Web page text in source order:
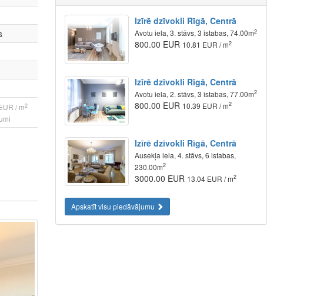
/ m2
Izīrē dzīvokli Rīgā, Centrā
Avotu iela, 3. stāvs, 3 istabas, 74.00m2
800.00 EUR 10.81 EUR / m2
Izīrē dzīvokli Rīgā, Centrā
Avotu iela, 2. stāvs, 3 istabas, 77.00m2
800.00 EUR 10.39 EUR / m2
Izīrē dzīvokli Rīgā, Centrā
Ausekļa iela, 4. stāvs, 6 istabas,
230.00m2
3000.00 EUR 13.04 EUR / m2
Apskatīt visu piedāvājumu